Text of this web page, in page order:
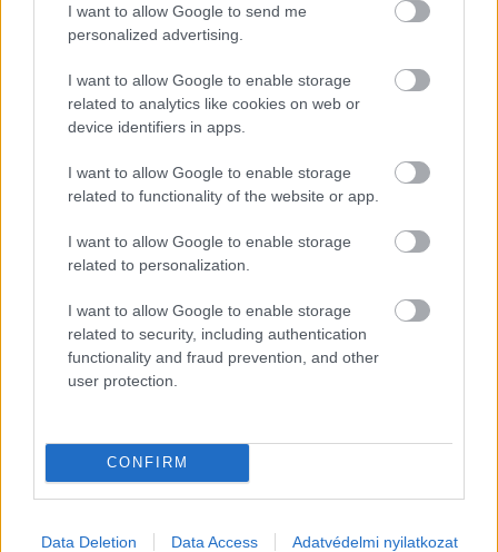
I want to allow Google to send me
personalized advertising.
I want to allow Google to enable storage
related to analytics like cookies on web or
device identifiers in apps.
I want to allow Google to enable storage
related to functionality of the website or app.
I want to allow Google to enable storage
related to personalization.
I want to allow Google to enable storage
related to security, including authentication
functionality and fraud prevention, and other
user protection.
CONFIRM
Data Deletion Data Access Adatvédelmi nyilatkozat
Toronymagasan verte a mezőnyt:
ez lett a magyarok kedvenc
bővül a család